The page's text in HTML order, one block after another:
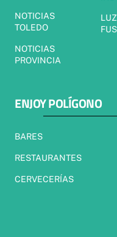
NOTICIAS
TOLEDO
NOTICIAS
PROVINCIA
ENJOY POLÍGONO
BARES
RESTAURANTES
CERVECERÍAS